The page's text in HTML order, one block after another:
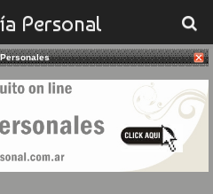
Personal
09/2023
Personales
Padilla